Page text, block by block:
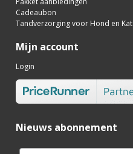
Cadeaubon
Tandverzorging voor Hond en Kat
Mijn account
Login
Nieuws abonnement